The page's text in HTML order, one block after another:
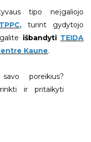
tipo neįgaliojo
TPPC,turint gydytojo
išbandyti TEIDA
Kaune.
poreikius?
ir pritaikyti